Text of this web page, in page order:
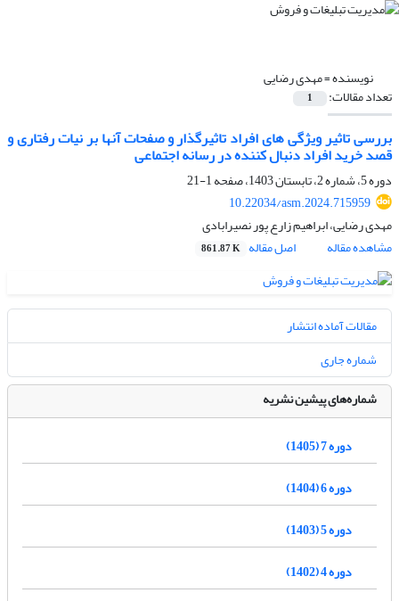
نویسنده =مهدی رضایی
تعداد مقالات: 1
بررسی تاثیر ویژگی‏ های افراد تاثیرگذار و صفحات آنها بر نیات رفتاری و
قصد خرید افراد دنبال‏ کننده در رسانه‏ اجتماعی
دوره 5، شماره 2، تابستان 1403، صفحه
1-21
10.22034/asm.2024.715959
مهدی رضایی، ابراهیم زارع پور نصیرابادی
مشاهده مقاله
اصل مقاله 861.87 K
مقالات آماده انتشار
شماره جاری
شماره‌های پیشین نشریه
دوره 7 (1405)
دوره 6 (1404)
دوره 5 (1403)
دوره 4 (1402)